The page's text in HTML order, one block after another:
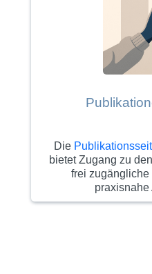
Die
bietet Zugang zu
frei zugängliche
praxisnahe